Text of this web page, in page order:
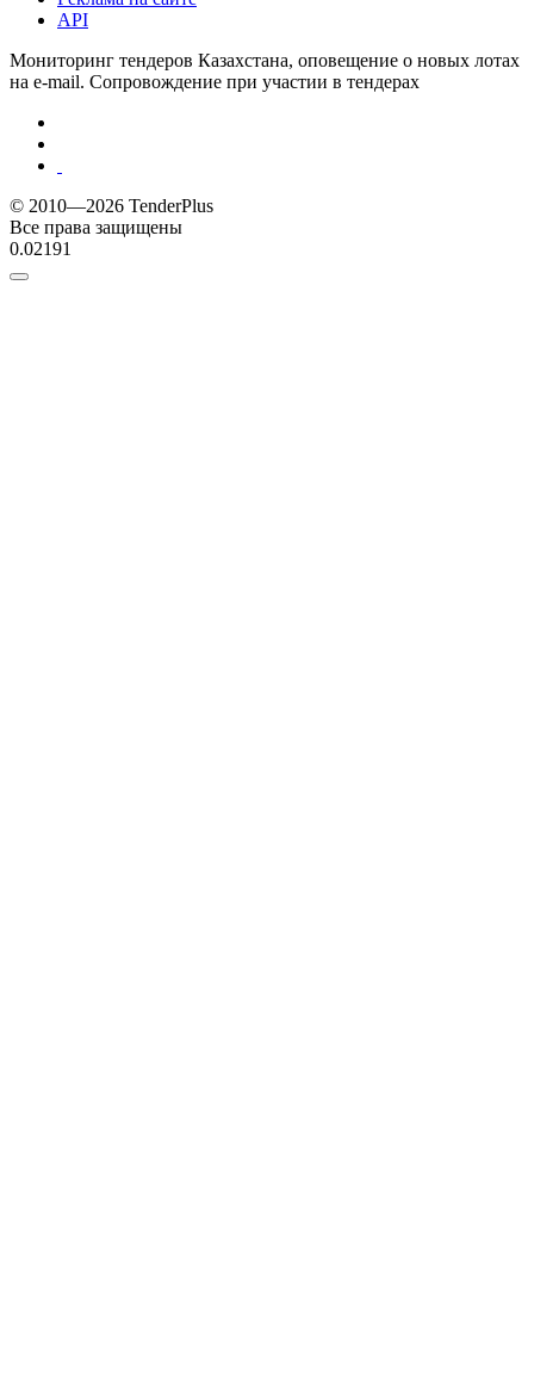
API
Мониторинг тендеров Казахстана, оповещение о новых лотах
на e-mail. Сопровождение при участии в тендерах
© 2010—2026 TenderPlus
Все права защищены
0.02191